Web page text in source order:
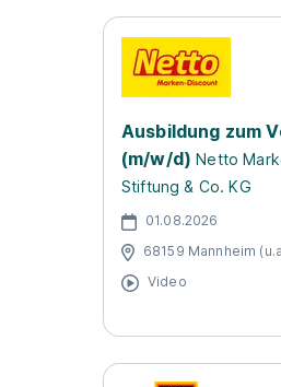
Ausbildung zum
(m/w/d) Netto
Stiftung & Co. KG
01.08.2026
68159 Mannheim
Video